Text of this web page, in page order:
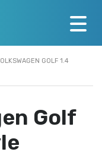
GOLF 1.4
Golf